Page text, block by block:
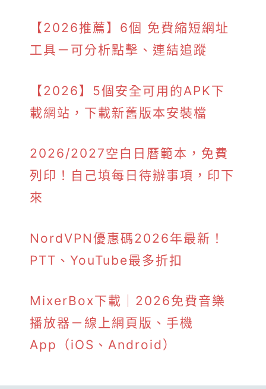
【2026推薦】6個 免費縮短網址
工具－可分析點擊、連結追蹤
【2026】5個安全可用的APK下
載網站，下載新舊版本安裝檔
2026/2027空白日曆範本，免費
列印！自己填每日待辦事項，印下
來
NordVPN優惠碼2026年最新！
PTT、YouTube最多折扣
MixerBox下載｜2026免費音樂
播放器－線上網頁版、手機
App（iOS、Android）